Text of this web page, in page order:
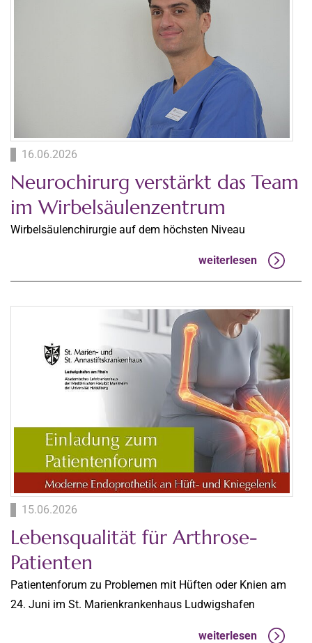
16.06.2026
Neurochirurg verstärkt das Team
im Wirbelsäulenzentrum
Wirbelsäulenchirurgie auf dem höchsten Niveau
weiterlesen
15.06.2026
Lebensqualität für Arthrose-
Patienten
Patientenforum zu Problemen mit Hüften oder Knien am
24. Juni im St. Marienkrankenhaus Ludwigshafen
weiterlesen